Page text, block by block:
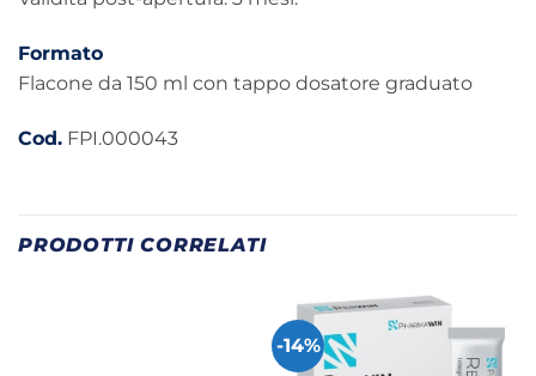
Formato
Flacone da 150 ml con tappo dosatore graduato
Cod. FPI.000043
PRODOTTI CORRELATI
-14%